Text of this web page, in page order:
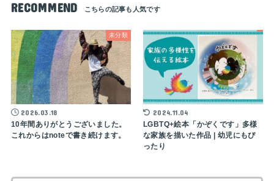
RECOMMEND
未分類
2026.03.18
10年間ありがとうございました。
これからはnoteで書き続けます。
2024.11.04
LGBTQ+絵本「かぞくです」多様
な家族を描いた作品 | 幼児にもぴ
ったり